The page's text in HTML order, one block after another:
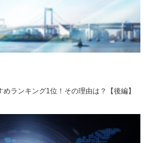
ランキング1位！その理由は？【後編】